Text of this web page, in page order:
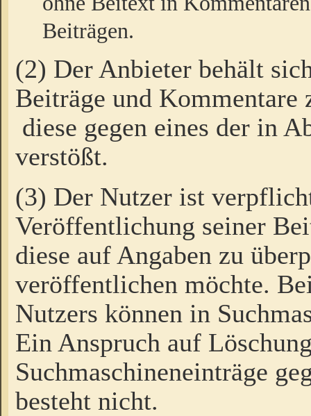
Beiträgen.
(2) Der Anbieter behält
Beiträge und Kommentare
diese gegen eines der in
verstößt.
(3) Der Nutzer ist
Veröffentlichung seiner
diese auf Angaben zu
veröffentlichen möchte.
Nutzers können in
Ein Anspruch auf
Suchmaschineneinträge
besteht nicht.